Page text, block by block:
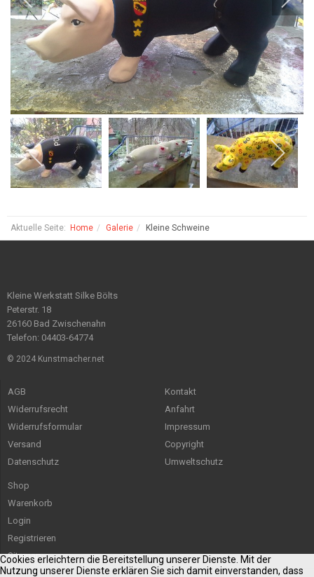
Aktuelle Seite: Home Galerie Kleine Schweine
Kleine Werkstatt Silke Bölts
Peterstr. 18
26160 Bad Zwischenahn
Telefon: 04403-64774
© 2024 Kunstmacher.net
AGB
Widerrufsrecht
Widerrufsformular
Versand
Datenschutz
Kontakt
Anfahrt
Impressum
Copyright
Umweltschutz
Shop
Warenkorb
Login
Registrieren
Sitemap
Cookies erleichtern die Bereitstellung unserer Dienste. Mit der
Nutzung unserer Dienste erklären Sie sich damit einverstanden, dass